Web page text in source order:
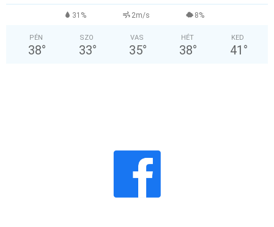
31% 2m/s 8%
PÉN
38°
SZO
33°
VAS
35°
HÉT
38°
KED
41 °